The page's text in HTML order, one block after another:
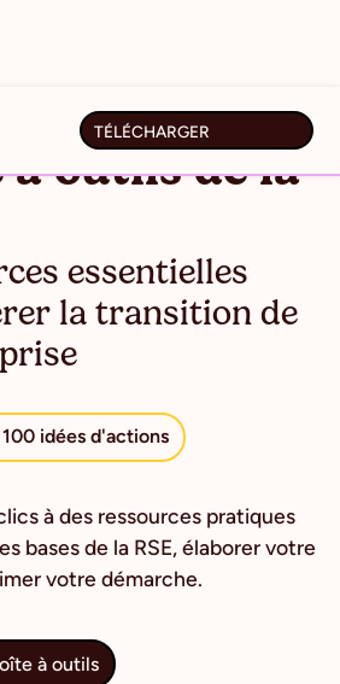
TÉLÉCHARGER
à outils de la
essentielles
la transition de
idées d'actions
à des ressources pratiques
bases de la RSE, élaborer votre
votre démarche.
à outils